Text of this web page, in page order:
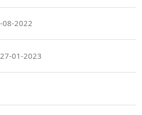
08-2022
01-2023